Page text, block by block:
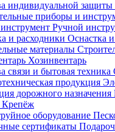
Ручной
Оснастка
Хозинвентарь
Крепёж